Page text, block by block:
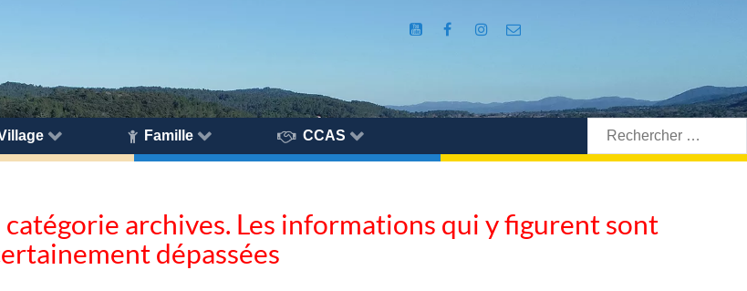
Famille CCAS
Rechercher:
archives. Les informations qui y figurent sont
dépassées